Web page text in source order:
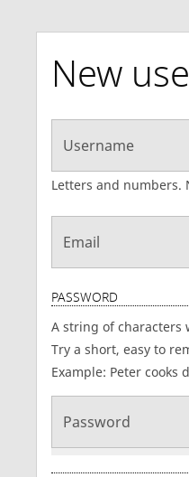
New
Username
Letters and numbers.
Email
PASSWORD
A string of characters
Try a short, easy to
Example: Peter cooks
Password